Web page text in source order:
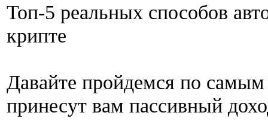
Топ-5 реальных способов
крипте
Давайте пройдемся по
принесут вам пассивный